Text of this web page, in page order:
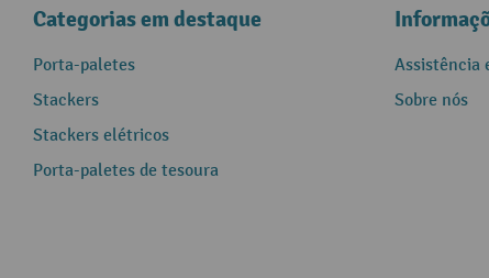
Categorias em destaque
Porta-paletes
Stackers
Stackers elétricos
Porta-paletes de tesoura
Assistência
Sobre nós